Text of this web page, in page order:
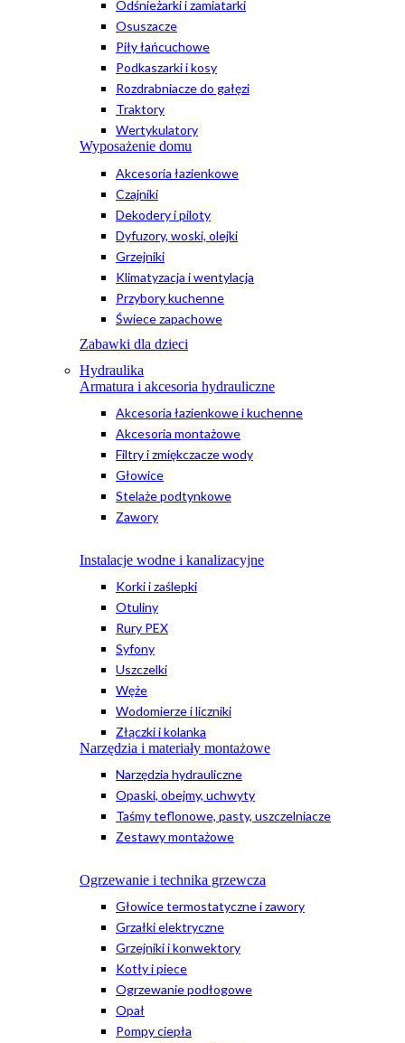
Odśnieżarki i zamiatarki
Osuszacze
Piły łańcuchowe
Podkaszarki i kosy
Rozdrabniacze do gałęzi
Traktory
Wertykulatory
Wyposażenie domu
Akcesoria łazienkowe
Czajniki
Dekodery i piloty
Dyfuzory, woski, olejki
Grzejniki
Klimatyzacja i wentylacja
Przybory kuchenne
Świece zapachowe
Zabawki dla dzieci
Hydraulika
Armatura i akcesoria hydrauliczne
Akcesoria łazienkowe i kuchenne
Akcesoria montażowe
Filtry i zmiękczacze wody
Głowice
Stelaże podtynkowe
Zawory
Instalacje wodne i kanalizacyjne
Korki i zaślepki
Otuliny
Rury PEX
Syfony
Uszczelki
Węże
Wodomierze i liczniki
Złączki i kolanka
Narzędzia i materiały montażowe
Narzędzia hydrauliczne
Opaski, obejmy, uchwyty
Taśmy teflonowe, pasty, uszczelniacze
Zestawy montażowe
Ogrzewanie i technika grzewcza
Głowice termostatyczne i zawory
Grzałki elektryczne
Grzejniki i konwektory
Kotły i piece
Ogrzewanie podłogowe
Opał
Pompy ciepła